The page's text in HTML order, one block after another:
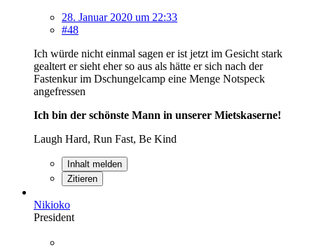
28. Januar 2020 um 22:33
#48
Ich würde nicht einmal sagen er ist jetzt im Gesicht stark
gealtert er sieht eher so aus als hätte er sich nach der
Fastenkur im Dschungelcamp eine Menge Notspeck
angefressen
Ich bin der schönste Mann in unserer Mietskaserne!
Laugh Hard, Run Fast, Be Kind
Inhalt melden
Zitieren
Nikioko
President